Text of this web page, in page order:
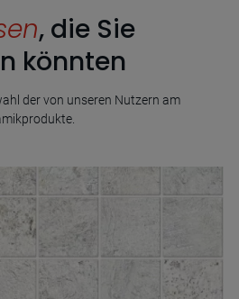
, die Sie
könnten
der von unseren Nutzern am